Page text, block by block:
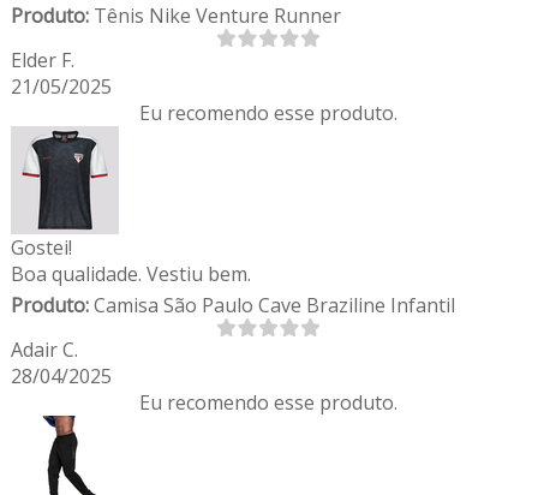
Produto:Tênis Nike Venture Runner
Elder F.
21/05/2025
Eu recomendo esse produto.
Gostei!
Boa qualidade. Vestiu bem.
Produto:Camisa São Paulo Cave Braziline Infantil
Adair C.
28/04/2025
Eu recomendo esse produto.